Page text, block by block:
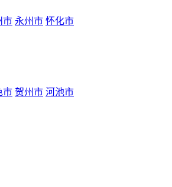
市 永州市 怀化市
市 贺州市 河池市